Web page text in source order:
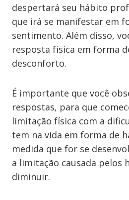
despertará seu hábito
que irá se manifestar em
sentimento. Além disso,
resposta física em forma
desconforto.
É importante que você
respostas, para que
limitação física com a
tem na vida em forma de
medida que for se
a limitação causada pelos
diminuir.